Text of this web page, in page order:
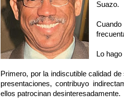
Suazo.
Lo
Primero, por la indiscutible calidad
presentaciones, contribuyo
ellos patrocinan desinteresadamente.